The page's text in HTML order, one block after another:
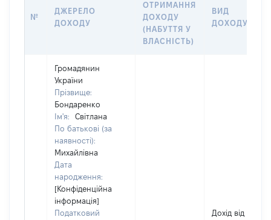
№
ДЖЕРЕЛО
ДОХОДУ
ОТРИМАННЯ
ДОХОДУ
(НАБУТТЯ У
ВЛАСНІСТЬ)
ВИД
ДОХОДУ
Громадянин
України
Прізвище:
Бондаренко
Ім'я:
Світлана
По батькові (за
наявності):
Михайлівна
Дата
народження:
[Конфіденційна
інформація]
Податковий
Дохід від